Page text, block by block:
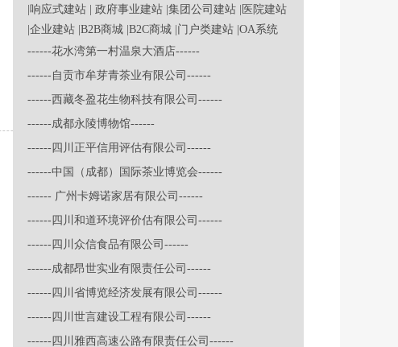
|响应式建站 | 政府事业建站 |集团公司建站
|医院建站
|企业建站 |B2B商城 |B2C商城 |门户类建站 |OA系统
------花水湾第一村温泉大酒店------
------自贡市牟芽青茶业有限公司------
------西藏冬盈花生物科技有限公司------
------成都永陵博物馆------
------四川正平信用评估有限公司------
------中国（成都）国际茶业博览会------
------ 广州卡姆诺家居有限公司------
------四川和道环境评价估有限公司------
------四川众信食品有限公司------
------成都昂世实业有限责任公司------
------四川省博览经济发展有限公司------
------四川世言建设工程有限公司------
------四川雅西高速公路有限责任公司------